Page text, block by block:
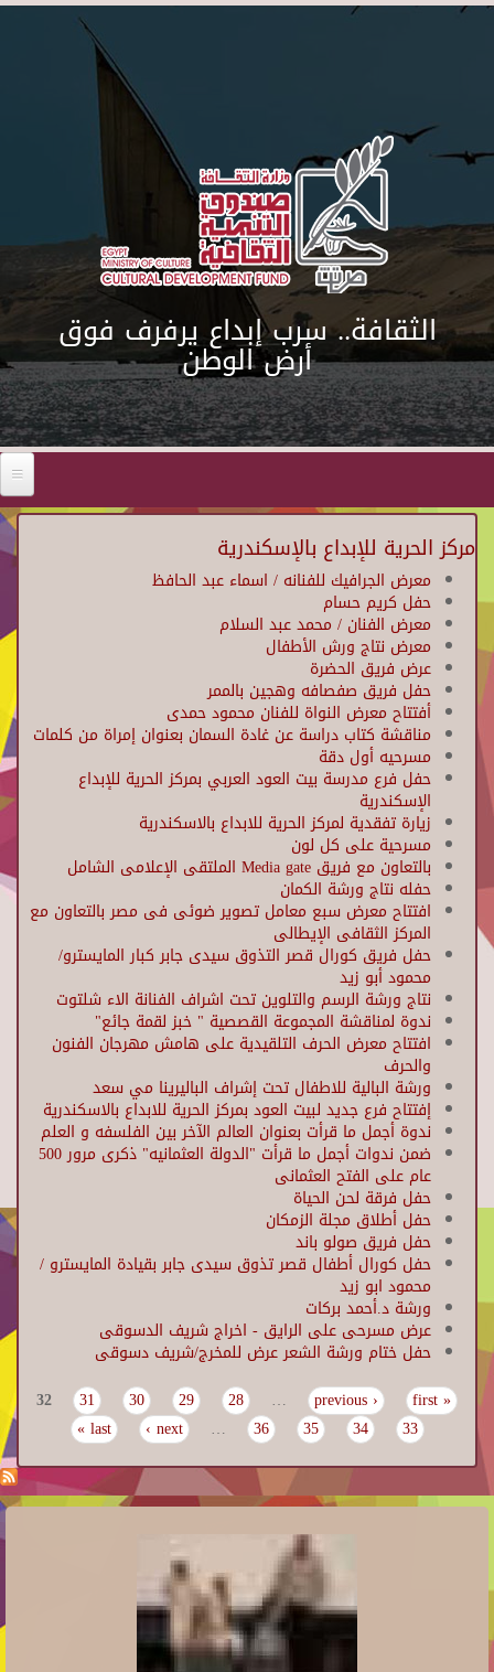
Skip to main content
الثقافة.. سرب إبداع يرفرف فوق
أرض الوطن
مركز الحرية للإبداع بالإسكندرية
معرض الجرافيك للفنانه / اسماء عبد الحافظ
حفل كريم حسام
معرض الفنان / محمد عبد السلام
معرض نتاج ورش الأطفال
عرض فريق الحضرة
حفل فريق صفصافه وهجين بالممر
أفتتاح معرض النواة للفنان محمود حمدى
مناقشة كتاب دراسة عن غادة السمان بعنوان إمراة من كلمات
مسرحيه أول دقة
حفل فرع مدرسة بيت العود العربي بمركز الحرية للإبداع
الإسكندرية
زيارة تفقدية لمركز الحرية للابداع بالاسكندرية
مسرحية على كل لون
بالتعاون مع فريق Media gate الملتقى الإعلامى الشامل
حفله نتاج ورشة الكمان
افتتاح معرض سبع معامل تصوير ضوئى فى مصر بالتعاون مع
المركز الثقافى الإيطالى
حفل فريق كورال قصر التذوق سيدى جابر كبار المايسترو/
محمود أبو زيد
نتاج ورشة الرسم والتلوين تحت اشراف الفنانة الاء شلتوت
ندوة لمناقشة المجموعة القصصية " خبز لقمة جائع"
افتتاح معرض الحرف التلقيدية على هامش مهرجان الفنون
والحرف
ورشة البالية للاطفال تحت إشراف الباليرينا مي سعد
إفتتاح فرع جديد لبيت العود بمركز الحرية للابداع بالاسكندرية
ندوة أجمل ما قرأت بعنوان العالم الآخر بين الفلسفه و العلم
ضمن ندوات أجمل ما قرأت "الدولة العثمانيه" ذكرى مرور 500
عام على الفتح العثمانى
حفل فرقة لحن الحياة
حفل أطلاق مجلة الزمكان
حفل فريق صولو باند
حفل كورال أطفال قصر تذوق سيدى جابر بقيادة المايسترو /
محمود ابو زيد
ورشة د.أحمد بركات
عرض مسرحى على الرايق - اخراج شريف الدسوقى
حفل ختام ورشة الشعر عرض للمخرج/شريف دسوقى
Pages
« first
‹ previous
…
28
29
30
31
32
33
34
35
36
…
next ›
last »